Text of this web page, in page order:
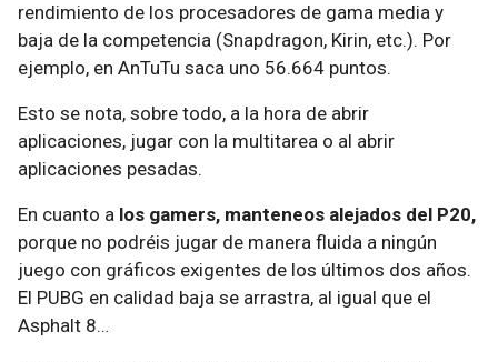
rendimiento de los procesadores de gama media y
baja de la competencia (Snapdragon, Kirin, etc.). Por
ejemplo, en AnTuTu saca uno 56.664 puntos.
Esto se nota, sobre todo, a la hora de abrir
aplicaciones, jugar con la multitarea o al abrir
aplicaciones pesadas.
En cuanto a los gamers, manteneos alejados del P20,
porque no podréis jugar de manera fluida a ningún
juego con gráficos exigentes de los últimos dos años.
El PUBG en calidad baja se arrastra, al igual que el
Asphalt 8…